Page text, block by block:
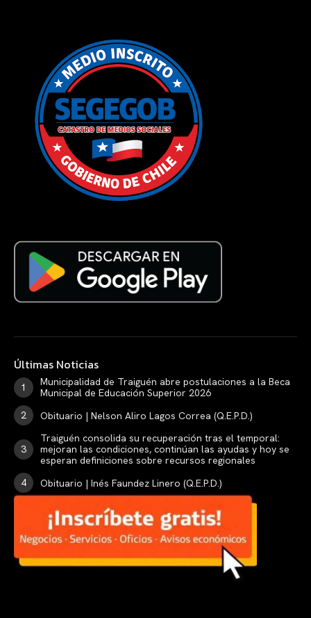
Últimas Noticias
Municipalidad de Traiguén abre postulaciones a la Beca
Municipal de Educación Superior 2026
Obituario | Nelson Aliro Lagos Correa (Q.E.P.D.)
Traiguén consolida su recuperación tras el temporal:
mejoran las condiciones, continúan las ayudas y hoy se
esperan definiciones sobre recursos regionales
Obituario | Inés Faundez Linero (Q.E.P.D.)